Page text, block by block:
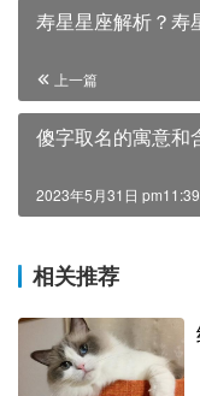
寿星星座解析？寿
上一篇
傻字取名的寓意和
2023年5月31日 pm11:39
相关推荐